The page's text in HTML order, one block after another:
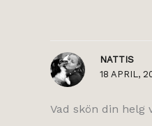
NATTIS
18 APRIL,
Vad skön din helg